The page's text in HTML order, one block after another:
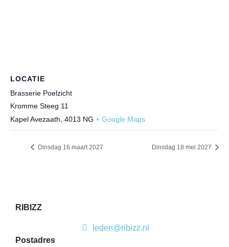
LOCATIE
Brasserie Poelzicht
Kromme Steeg 11
Kapel Avezaath 4013 NG + Google Maps
Dinsdag 16 maart 2027 Dinsdag 18 mei 2027
RIBIZZ
leden@ribizz.nl
Postadres